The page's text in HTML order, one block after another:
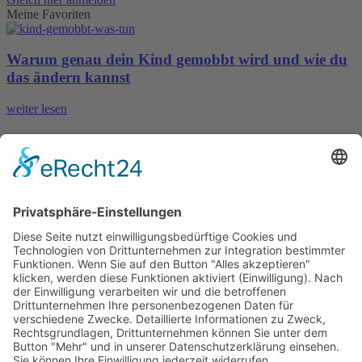
Meine Favoriten
Warum genau dein Kind gemobbt wird und wie du
das ändern kannst
weiter lesen
Selbstbewusstsein im Kampf gegen Mobbing: Der
unterschätzte Schlüssel zur Stärke deines Kindes
weiter lesen
Dankbarkeit als Schlüssel gegen Mobbing: Warum
du heute noch damit starten solltest
weiter lesen
Für Dich
Wie du nicht mehr beleidigt wirst